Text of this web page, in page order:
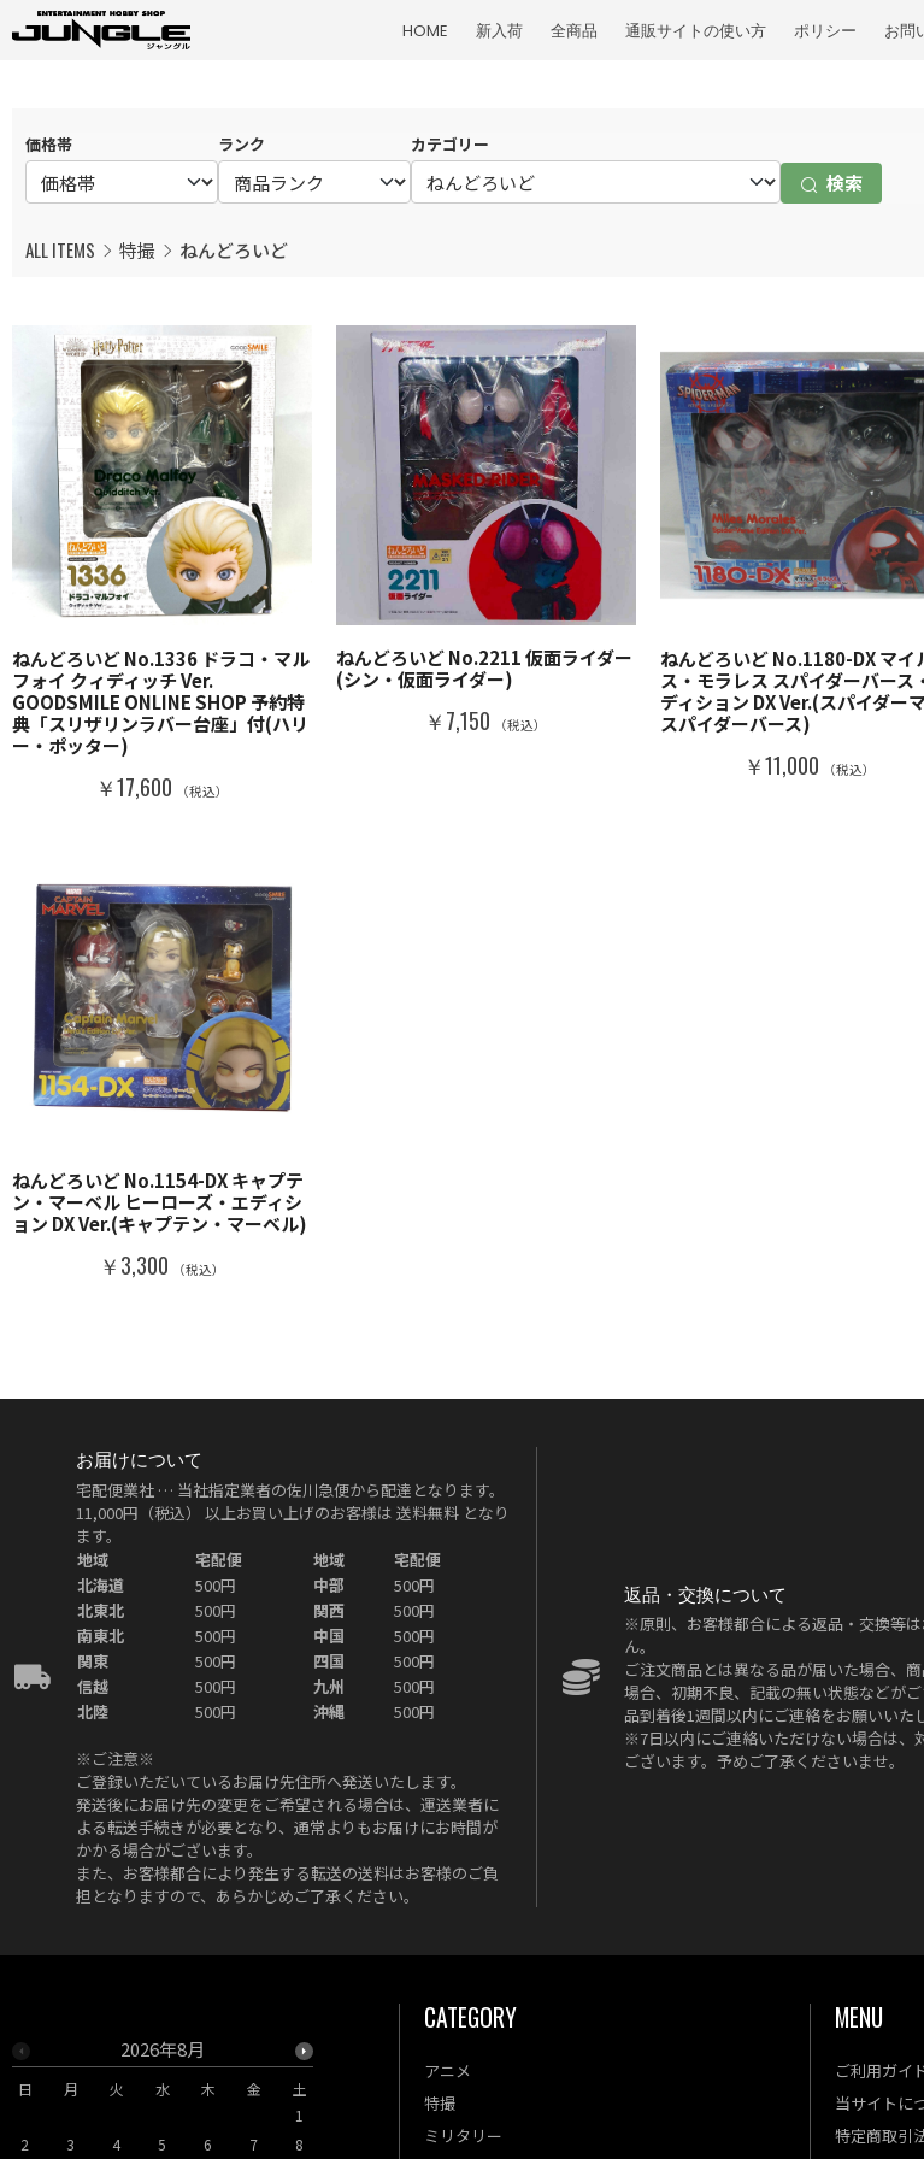
HOME 新入荷 全商品 通販サイトの使い方 ポリシー お問
価格帯 ランク カテゴリー
検索
ALL ITEMS 特撮 ねんどろいど
ねんどろいど No.1336 ドラコ・マル
フォイ クィディッチ Ver.
GOODSMILE ONLINE SHOP 予約特
典「スリザリンラバー台座」付(ハリ
ー・ポッター)
￥17,600 （税込）
ねんどろいど No.2211 仮面ライダー
(シン・仮面ライダー)
￥7,150 （税込）
ねんどろいど No.1180-DX マイ
ス・モラレス スパイダーバース
ディション DX Ver.(スパイダー
スパイダーバース)
￥11,000 （税込）
ねんどろいど No.1154-DX キャプテ
ン・マーベル ヒーローズ・エディシ
ョン DX Ver.(キャプテン・マーベル)
￥3,300 （税込）
お届けについて
宅配便業社 … 当社指定業者の佐川急便から配達となります。
11,000円（税込）
以上お買い上げのお客様は 送料無料となり
ます。
地域
宅配便 地域
宅配便
北海道
500円 中部
500円
北東北
500円 関西
500円
南東北
500円 中国
500円
関東
500円 四国
500円
信越
500円 九州
500円
北陸
500円 沖縄 500円
※ご注意※
ご登録いただいているお届け先住所へ発送いたします。
発送後にお届け先の変更をご希望される場合は、運送業者に
よる転送手続きが必要となり、通常よりもお届けにお時間が
かかる場合がございます。
また、お客様都合により発生する転送の送料はお客様のご負
担となりますので、あらかじめご了承ください。
返品・交換について
※原則、お客様都合による返品・交換等
ん。
ご注文商品とは異なる品が届いた場合、
場合、初期不良、記載の無い状態などが
品到着後1週間以内にご連絡をお願いいた
※7日以内にご連絡いただけない場合は、
ございます。予めご了承くださいませ。
2026年8月
日 月 火 水 木 金
土
1
2
3 4 5 6 7 8 9 10
CATEGORY
アニメ
特撮
ミリタリー
MENU
ご利用ガイ
当サイトに
特定商取引